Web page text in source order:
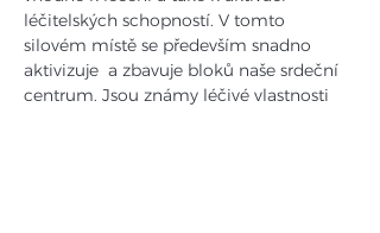
léčitelských schopností. V tomto
silovém místě se především snadno
aktivizuje  a zbavuje bloků naše srdeční
centrum. Jsou známy léčivé vlastnosti